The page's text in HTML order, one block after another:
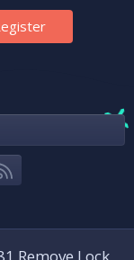
hệ
Remove Lock